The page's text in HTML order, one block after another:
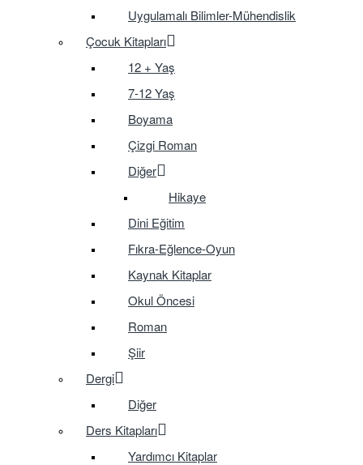
Uygulamalı Bilimler-Mühendislik
Çocuk Kitapları
12 + Yaş
7-12 Yaş
Boyama
Çizgi Roman
Diğer
Hikaye
Dini Eğitim
Fıkra-Eğlence-Oyun
Kaynak Kitaplar
Okul Öncesi
Roman
Şiir
Dergi
Diğer
Ders Kitapları
Yardımcı Kitaplar